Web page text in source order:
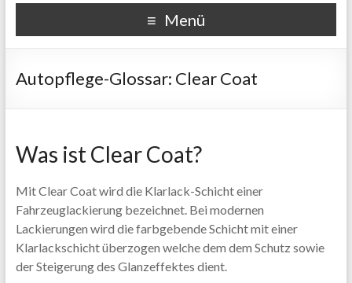
Menü
Clear Coat
Was ist Clear Coat?
Mit Clear Coat wird die Klarlack-Schicht einer
Fahrzeuglackierung bezeichnet. Bei modernen
Lackierungen wird die farbgebende Schicht mit einer
Klarlackschicht überzogen welche dem dem Schutz sowie
der Steigerung des Glanzeffektes dient.